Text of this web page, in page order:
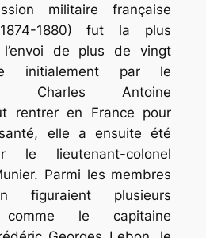
militaire française
1880) fut la plus
de plus de vingt
initialement par le
Charles Antoine
rentrer en France pour
elle a ensuite été
le lieutenant-colonel
Parmi les membres
figuraient plusieurs
comme le capitaine